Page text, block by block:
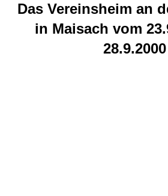
Das Vereinsheim an
in Maisach vom
28.9.2000